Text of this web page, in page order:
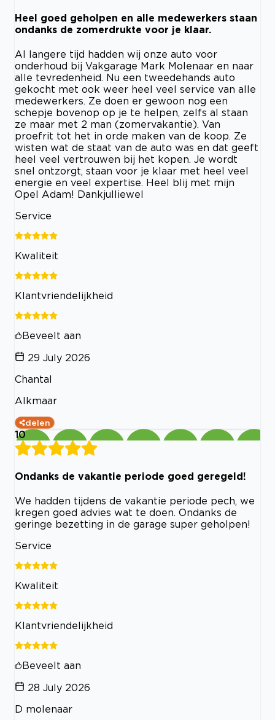
Heel goed geholpen en alle medewerkers staan
ondanks de zomerdrukte voor je klaar.
Al langere tijd hadden wij onze auto voor
onderhoud bij Vakgarage Mark Molenaar en naar
alle tevredenheid. Nu een tweedehands auto
gekocht met ook weer heel veel service van alle
medewerkers. Ze doen er gewoon nog een
schepje bovenop op je te helpen, zelfs al staan
ze maar met 2 man (zomervakantie). Van
proefrit tot het in orde maken van de koop. Ze
wisten wat de staat van de auto was en dat geeft
heel veel vertrouwen bij het kopen. Je wordt
snel ontzorgt, staan voor je klaar met heel veel
energie en veel expertise. Heel blij met mijn
Opel Adam! Dankjulliewel
Service
Kwaliteit
Klantvriendelijkheid
Beveelt aan
29 July 2026
Chantal
Alkmaar
delen
10
Ondanks de vakantie periode goed geregeld!
We hadden tijdens de vakantie periode pech, we
kregen goed advies wat te doen. Ondanks de
geringe bezetting in de garage super geholpen!
Service
Kwaliteit
Klantvriendelijkheid
Beveelt aan
28 July 2026
D molenaar